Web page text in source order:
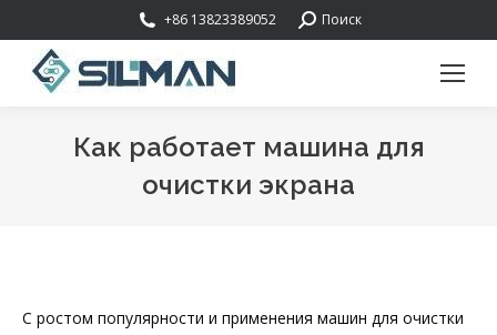
+86 13823389052 Поиск:Поиск
Как работает машина для
очистки экрана
С ростом популярности и применения машин для очистки